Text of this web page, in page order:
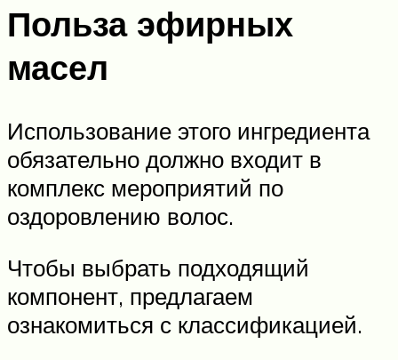
Польза эфирных
масел
Использование этого ингредиента
обязательно должно входит в
комплекс мероприятий по
оздоровлению волос.
Чтобы выбрать подходящий
компонент, предлагаем
ознакомиться с классификацией.